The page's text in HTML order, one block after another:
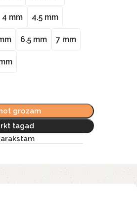
4 mm 4.5 mm
6.5 mm 7 mm
grozam
tagad